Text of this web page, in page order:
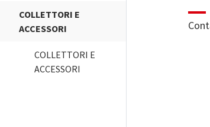
COLLETTORI E
ACCESSORI
COLLETTORI E
ACCESSORI